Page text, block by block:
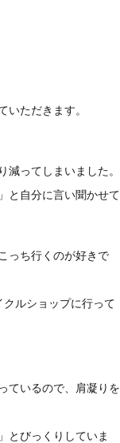
いただきます。
ってしまいました。
と自分に言い聞かせて
っち行くのが好きで
ルショップに行って
ているので、肩凝りを
とびっくりしていま